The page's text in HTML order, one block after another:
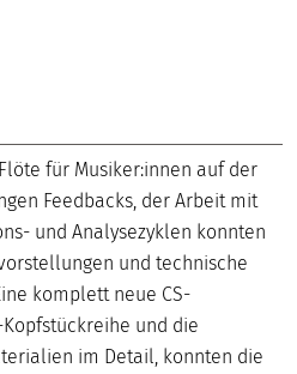
für Musiker:innen auf der
Feedbacks, der Arbeit mit
und Analysezyklen konnten
und technische
komplett neue CS-
und die
im Detail, konnten die